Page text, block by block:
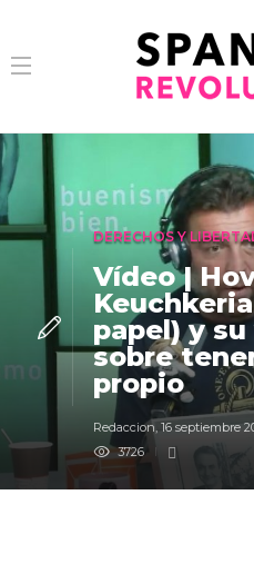
DERECHOS Y
Vídeo |
papel) y
sobre
propio
Redaccion, 16 septiembre
3726